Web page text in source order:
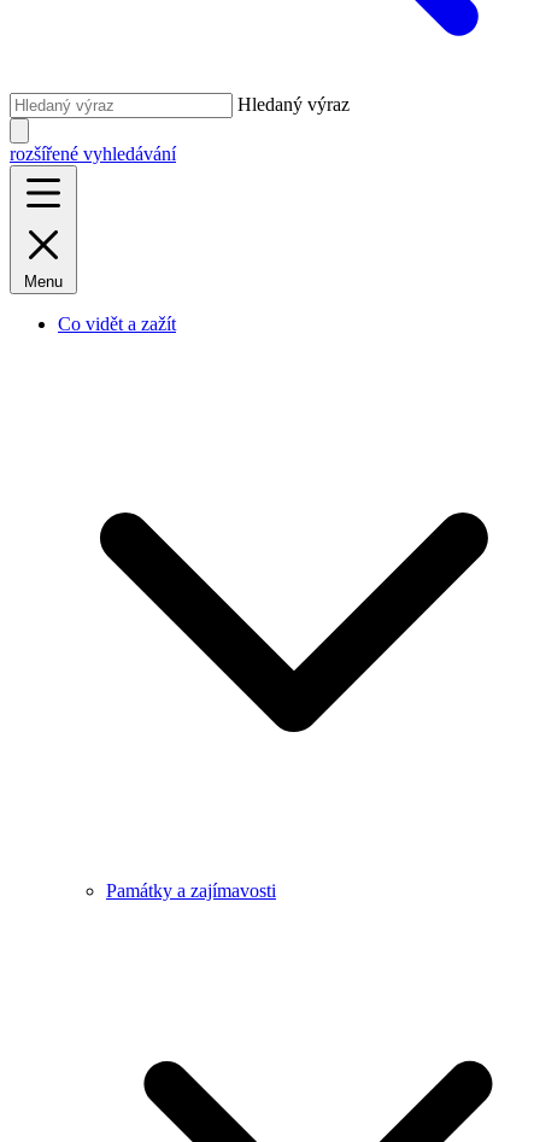
Hledaný výraz
rozšířené vyhledávání
Menu
Co vidět a zažít
Památky a zajímavosti